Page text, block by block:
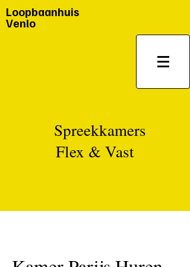
Loopbaanhuis
Venlo
Spreekkamers
Flex & Vast